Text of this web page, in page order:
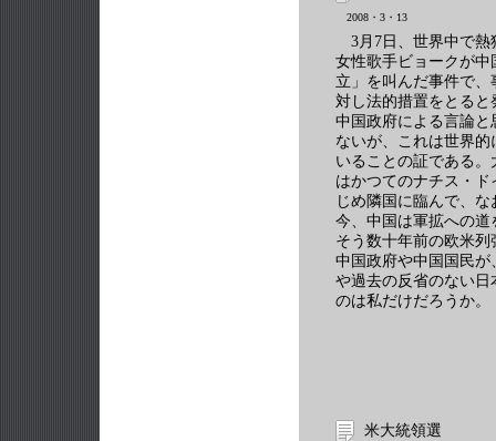
2008・3・13
3月7日、世界中で熱
女性歌手ビョークが
立」を叫んだ事件で
対し法的措置をとると
中国政府による言論
ないが、これは世界
いることの証である
はかつてのナチス・
じめ隣国に臨んで、
今、中国は軍拡への
そう数十年前の欧米
中国政府や中国国民
や過去の反省のない
のは私だけだろうか。
米大統領選